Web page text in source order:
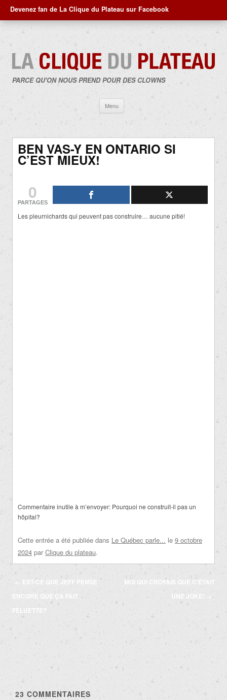
Devenez fan de La Clique du Plateau sur Facebook
PARCE QU'ON NOUS PREND POUR DES CLOWNS
Menu
contenu
BEN VAS-Y EN ONTARIO SI
C’EST MIEUX!
0
PARTAGES
Les pleurnichards qui peuvent pas construire… aucune pitié!
Commentaire inutile à m’envoyer: Pourquoi ne construit-il pas un
hôpital?
Cette entrée a été publiée dans Le Québec parle... le 9 octobre
2024 par Clique du plateau.
Navigation
des
articles
← EST-CE QUE JEFF PENSE
ENCORE QUE ÇA FAIT
FELUETTE?
MOI QUI CROYAIS QUE C’ÉTAIT
UNE JOKE!
→
23 COMMENTAIRES